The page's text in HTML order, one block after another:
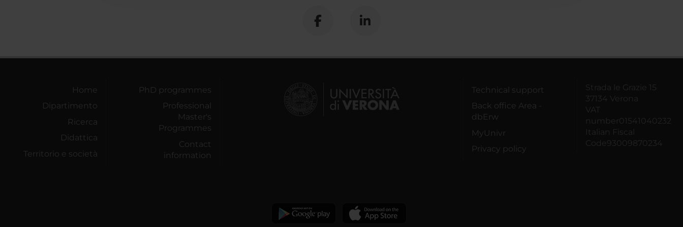
Home
Dipartimento
Ricerca
Didattica
Territorio e società
PhD programmes
Professional
Master's
Programmes
Contact
information
Technical support
Back office Area -
dbErw
MyUnivr
Privacy policy
Strada le Grazie 15
37134 Verona
VAT
number01541040232
Italian Fiscal
Code93009870234